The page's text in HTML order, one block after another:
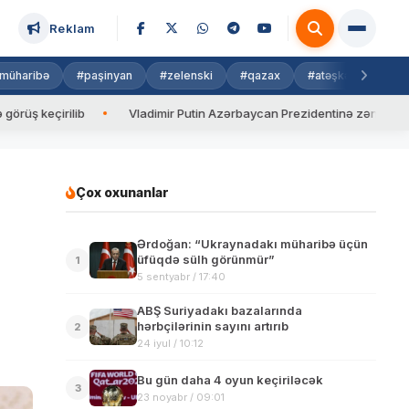
Reklam
#paşinyan #zelenski #qazax #atəşkəs
Vladimir Putin Azərbaycan Prezidentinə zəng edib
Çox oxunanlar
1
Ərdoğan: “Ukraynadakı müharibə üçün
üfüqdə sülh görünmür”
5 sentyabr / 17:40
2
ABŞ Suriyadakı bazalarında
hərbçilərinin sayını artırıb
24 iyul / 10:12
3
Bu gün daha 4 oyun keçiriləcək
23 noyabr / 09:01